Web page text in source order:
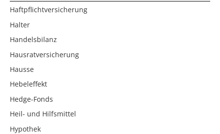
Haftpflichtversicherung
Halter
Handelsbilanz
Hausratversicherung
Hausse
Hebeleffekt
Hedge-Fonds
Heil- und Hilfsmittel
Hypothek